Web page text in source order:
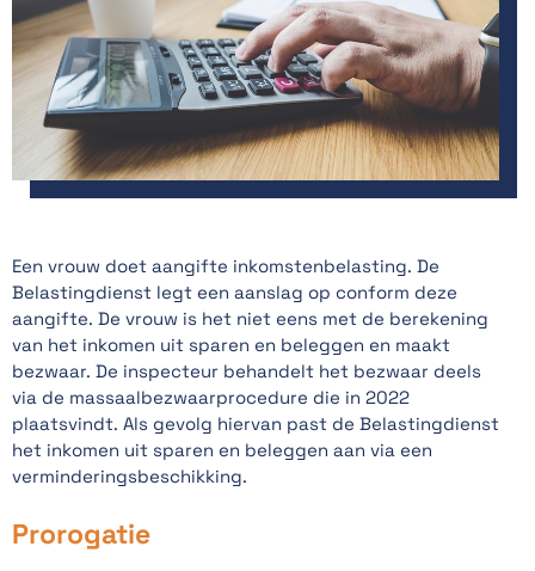
Een vrouw doet aangifte inkomstenbelasting. De
Belastingdienst legt een aanslag op conform deze
aangifte. De vrouw is het niet eens met de berekening
van het inkomen uit sparen en beleggen en maakt
bezwaar. De inspecteur behandelt het bezwaar deels
via de massaalbezwaarprocedure die in 2022
plaatsvindt. Als gevolg hiervan past de Belastingdienst
het inkomen uit sparen en beleggen aan via een
verminderingsbeschikking.
Prorogatie